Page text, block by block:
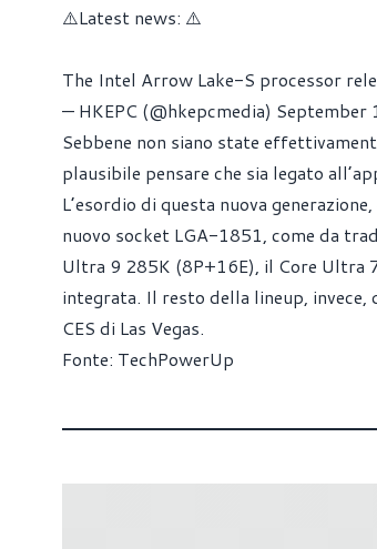
⚠️Latest news: ⚠️
The Intel Arrow Lake-S processor
— HKEPC (@hkepcmedia) September
Sebbene non siano state
plausibile pensare che sia legato
L’esordio di questa nuova
nuovo socket LGA-1851, come da
Ultra 9 285K (8P+16E), il Core Ultra
integrata. Il resto della lineup, invece,
CES di Las Vegas.
Fonte: TechPowerUp